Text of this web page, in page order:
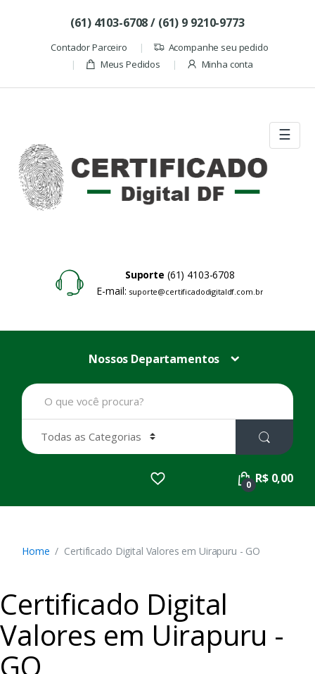
(61) 4103-6708 / (61) 9 9210-9773
Contador Parceiro
Acompanhe seu pedido
Meus Pedidos
Minha conta
☰
Suporte (61) 4103-6708
E-mail: suporte@certificadodigitaldf.com.br
Nossos Departamentos
B
u
a
r
:
0 R$ 0,00
Home Certificado Digital Valores em Uirapuru - GO
Certificado Digital
Valores em Uirapuru -
GO